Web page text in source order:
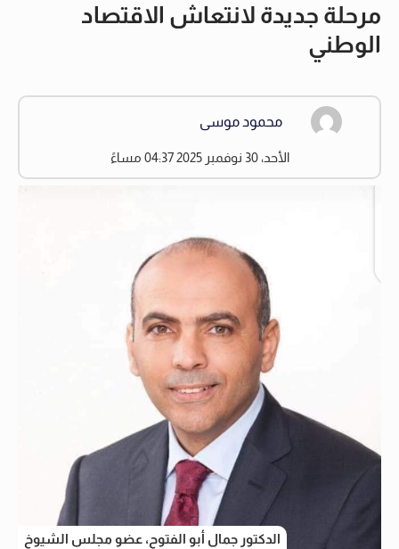
مرحلة جديدة لانتعاش الاقتصاد
الوطني
محمود موسى
الأحد، 30 نوفمبر 2025 04:37 مساءً
الدكتور جمال أبو الفتوح، عضو مجلس الشيوخ